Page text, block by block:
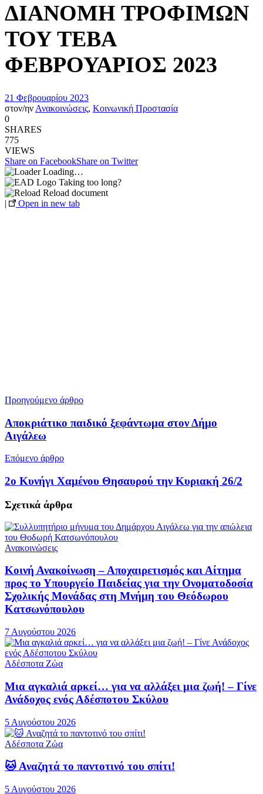
ΔΙΑΝΟΜΗ ΤΡΟΦΙΜΩΝ
ΤΟΥ ΤΕΒΑ
ΦΕΒΡΟΥΑΡΙΟΣ 2023
21 Φεβρουαρίου 2023
στον/ην Ανακοινώσεις, Κοινωνική Προστασία
0
SHARES
775
VIEWS
Share on FacebookShare on Twitter
Loading…
Taking too long?
Reload document
|
Open in new tab
Προηγούμενο άρθρο
Αποκριάτικο παιδικό ξεφάντωμα στον Δήμο
Αιγάλεω
Επόμενο άρθρο
2ο Κυνήγι Χαμένου Θησαυρού την Κυριακή 26/2
Σχετικά άρθρα
Ανακοινώσεις
Κοινή Ανακοίνωση – Αποχαιρετισμός και Αίτημα
προς το Υπουργείο Παιδείας για την Ονοματοδοσία
Σχολικής Μονάδας στη Μνήμη του Θεόδωρου
Κατσωνόπουλου
7 Αυγούστου 2026
Αδέσποτα Ζώα
Μια αγκαλιά αρκεί… για να αλλάξει μια ζωή! – Γίνε
Ανάδοχος ενός Αδέσποτου Σκύλου
5 Αυγούστου 2026
Αδέσποτα Ζώα
🐱 Αναζητά το παντοτινό του σπίτι!
5 Αυγούστου 2026